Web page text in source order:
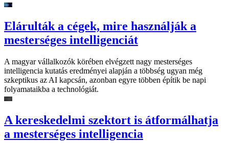
Elárulták a cégek, mire használják a
mesterséges intelligenciát
A magyar vállalkozók körében elvégzett nagy mesterséges
intelligencia kutatás eredményei alapján a többség ugyan még
szkeptikus az AI kapcsán, azonban egyre többen építik be napi
folyamataikba a technológiát.
A kereskedelmi szektort is átformálhatja
a mesterséges intelligencia